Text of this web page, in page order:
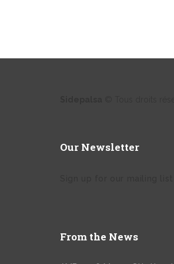
Our Newsletter
From the News